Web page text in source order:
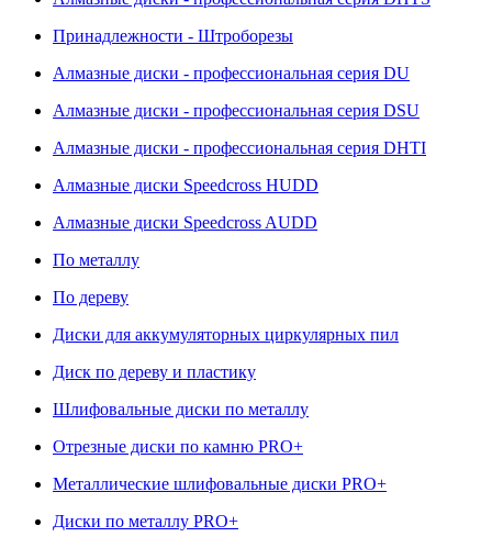
Принадлежности - Штроборезы
Алмазные диски - профессиональная серия DU
Алмазные диски - профессиональная серия DSU
Алмазные диски - профессиональная серия DHTI
Алмазные диски Speedcross HUDD
Алмазные диски Speedcross AUDD
По металлу
По дереву
Диски для аккумуляторных циркулярных пил
Диск по дереву и пластику
Шлифовальные диски по металлу
Отрезные диски по камню PRO+
Металлические шлифовальные диски PRO+
Диски по металлу PRO+